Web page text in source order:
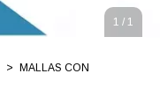
1 / 1
>
MALLAS CON